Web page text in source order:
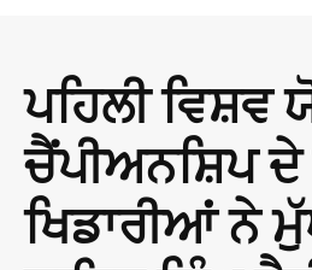
ਪਹਿਲੀ ਵਿਸ਼ਵ
ਚੈਂਪੀਅਨਸ਼ਿਪ
ਖਿਡਾਰੀਆਂ ਨੇ